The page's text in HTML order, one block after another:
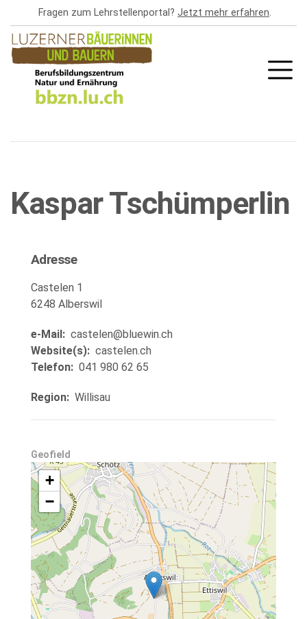
zum
Inhalt
Fragen zum Lehrstellenportal? Jetzt mehr erfahren.
Kaspar Tschümperlin
Adresse
Castelen 1
6248 Alberswil
e-Mail
castelen@bluewin.ch
Website(s)
castelen.ch
Telefon
041 980 62 65
Region Willisau
Geofield
+
−